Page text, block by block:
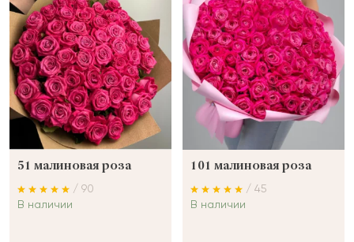
51 малиновая роза
/ 90
В наличии
101 малиновая роза
/ 45
В наличии